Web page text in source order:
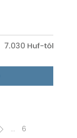
7.030
... 6